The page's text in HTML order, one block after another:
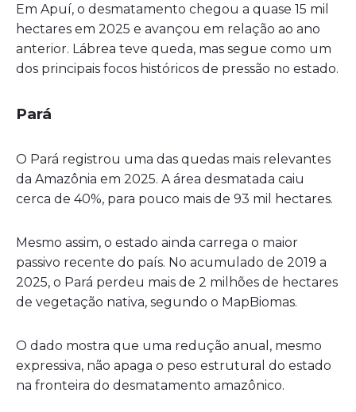
Em Apuí, o desmatamento chegou a quase 15 mil
hectares em 2025 e avançou em relação ao ano
anterior. Lábrea teve queda, mas segue como um
dos principais focos históricos de pressão no estado.
Pará
O Pará registrou uma das quedas mais relevantes
da Amazônia em 2025. A área desmatada caiu
cerca de 40%, para pouco mais de 93 mil hectares.
Mesmo assim, o estado ainda carrega o maior
passivo recente do país. No acumulado de 2019 a
2025, o Pará perdeu mais de 2 milhões de hectares
de vegetação nativa, segundo o MapBiomas.
O dado mostra que uma redução anual, mesmo
expressiva, não apaga o peso estrutural do estado
na fronteira do desmatamento amazônico.